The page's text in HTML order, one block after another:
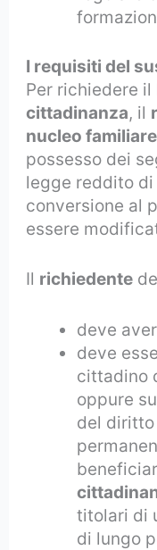
I requisiti del
Per richiedere il
cittadinanza, il
nucleo
possesso dei
legge reddito
conversione al
essere
Il richiedente
deve
deve
cittadino
oppure
del
titolari di
di lungo